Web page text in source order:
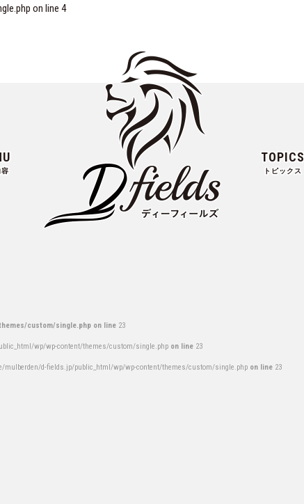
on line 4
TOPICS
トピックス
custom/single.php on line 23
wp/wp-content/themes/custom/single.php on line 23
mulberden/d-fields.jp/public_html/wp/wp-content/themes/custom/single.php on line 23